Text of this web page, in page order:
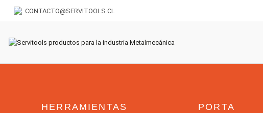
CONTACTO@SERVITOOLS.CL
HERRAMIENTAS
PORTA